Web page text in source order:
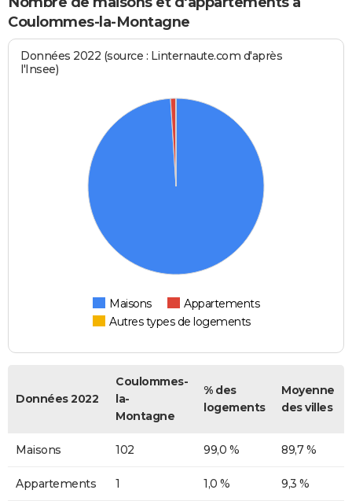
Coulommes-la-Montagne
Données 2022 (source : Linternaute.com d'après
l'Insee)
Maisons
Appartements
Autres types de logements
Données 2022
Coulommes-
la-
Montagne
% des
logements
Moyenne
des villes
Maisons 102 99,0 % 89,7 %
Appartements 1 1,0 % 9,3 %